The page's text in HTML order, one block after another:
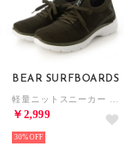
BEAR SURFBOARDS
￥2,999
30%